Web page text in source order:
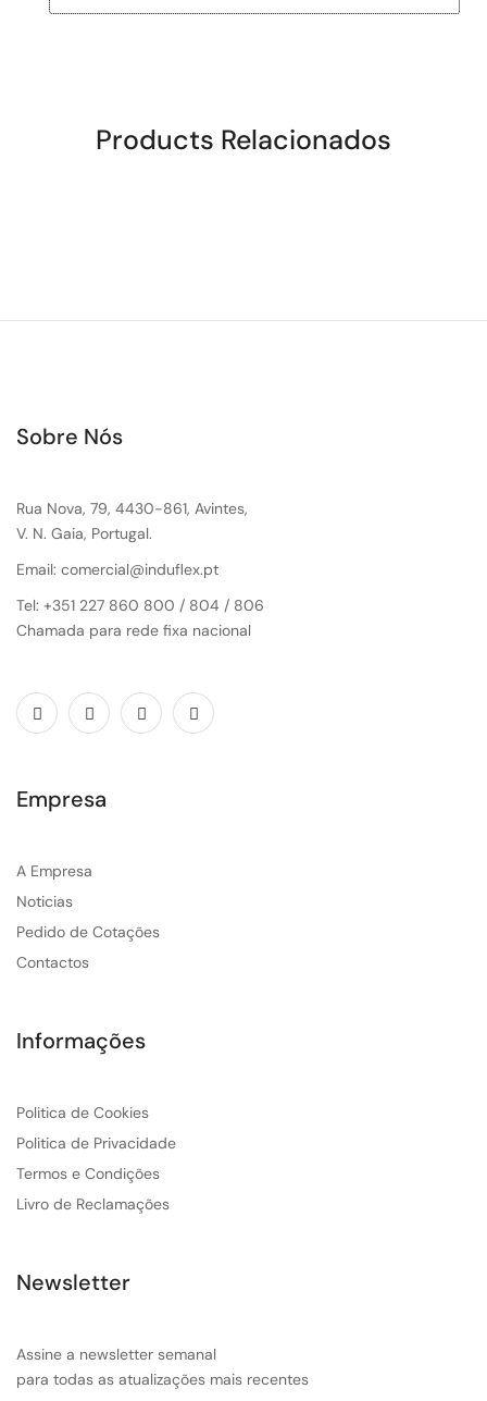
Products Relacionados
Sobre Nós
Rua Nova, 79, 4430-861, Avintes,
V. N. Gaia, Portugal.
Email: comercial@induflex.pt
Tel: +351 227 860 800 / 804 / 806
Chamada para rede fixa nacional
Empresa
A Empresa
Noticias
Pedido de Cotações
Contactos
Informações
Politica de Cookies
Politica de Privacidade
Termos e Condições
Livro de Reclamações
Newsletter
Assine a newsletter semanal
para todas as atualizações mais recentes